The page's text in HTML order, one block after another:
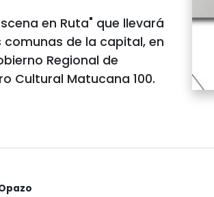
en Ruta" que llevará
de la capital, en
Regional de
Cultural Matucana 100.